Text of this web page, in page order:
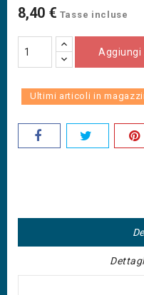
8,40 € Tasse incluse
Aggiungi
Ultimi articoli in